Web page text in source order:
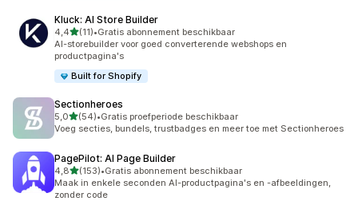
Kluck: AI Store Builder
4,4van 5 sterren
(11)
11 recensies in totaal
•Gratis abonnement beschikbaar
AI-storebuilder voor goed converterende webshops en
productpagina's
Built for Shopify
Sectionheroes
5,0van 5 sterren
(54)
54 recensies in totaal
•Gratis proefperiode beschikbaar
Voeg secties, bundels, trustbadges en meer toe met Sectionheroes
PagePilot: AI Page Builder
4,8van 5 sterren
(153)
153 recensies in totaal
•Gratis abonnement beschikbaar
Maak in enkele seconden AI-productpagina's en -afbeeldingen,
zonder code